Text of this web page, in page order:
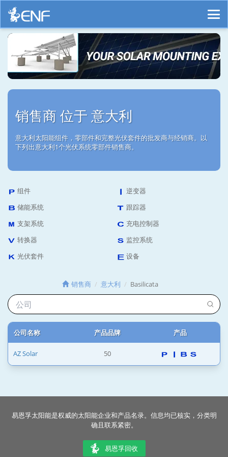
销售商 位于 意大利
意大利太阳能组件，零部件和完整光伏套件的批发商与经销商。以
下列出意大利1个光伏系统零部件销售商。
组件
逆变器
储能系统
跟踪器
支架系统
充电控制器
转换器
监控系统
光伏套件
设备
销售商 意大利 Basilicata
公司名称 产品品牌 产品
AZ Solar 50
易恩孚太阳能是权威的太阳能企业和产品名录。信息均已核实，分类明
确且联系紧密。
易恩孚回收